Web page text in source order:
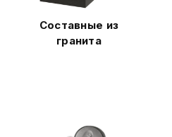
Составные из
гранита